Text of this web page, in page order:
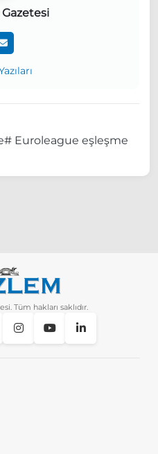
# Euroleague eşleşme
Tüm hakları saklıdır.